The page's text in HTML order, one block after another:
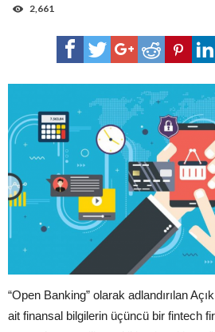
2,661
“Open Banking” olarak adlandırılan
ait finansal bilgilerin üçüncü bir fintech